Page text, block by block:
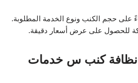
على حجم الكنب ونوع الخدمة المطلوبة.
للحصول على عرض أسعار دقيقة.
كنب س خدمات